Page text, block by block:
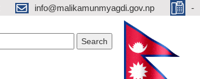
info@malikamunmyagdi.gov.np -